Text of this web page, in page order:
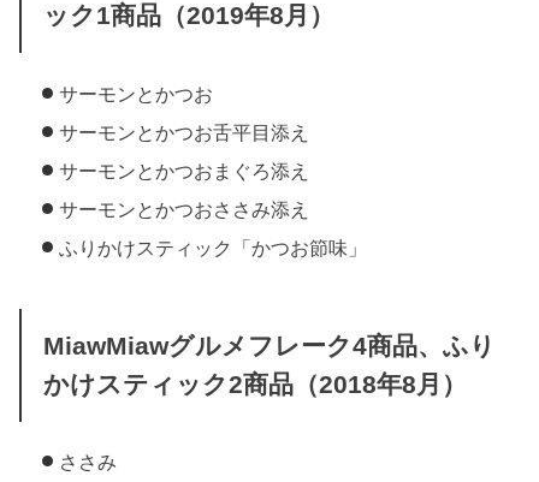
ック1商品（2019年8月）
サーモンとかつお
サーモンとかつお舌平目添え
サーモンとかつおまぐろ添え
サーモンとかつおささみ添え
ふりかけスティック「かつお節味」
MiawMiawグルメフレーク4商品、ふり
かけスティック2商品（2018年8月）
ささみ